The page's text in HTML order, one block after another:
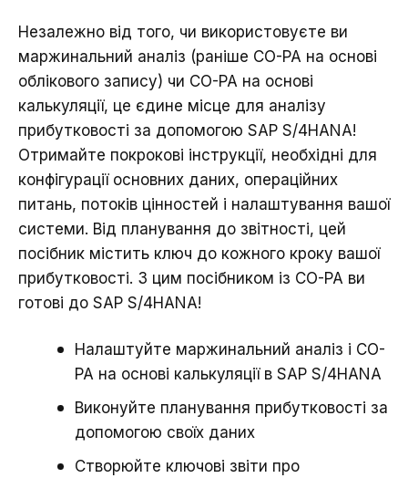
Незалежно від того, чи використовуєте ви
маржинальний аналіз (раніше CO-PA на основі
облікового запису) чи CO-PA на основі
калькуляції, це єдине місце для аналізу
прибутковості за допомогою SAP S/4HANA!
Отримайте покрокові інструкції, необхідні для
конфігурації основних даних, операційних
питань, потоків цінностей і налаштування вашої
системи. Від планування до звітності, цей
посібник містить ключ до кожного кроку вашої
прибутковості. З цим посібником із CO-PA ви
готові до SAP S/4HANA!
Налаштуйте маржинальний аналіз і CO-
PA на основі калькуляції в SAP S/4HANA
Виконуйте планування прибутковості за
допомогою своїх даних
Створюйте ключові звіти про